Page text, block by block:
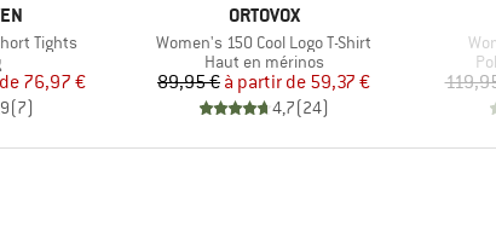
Tights
réduit
76,97 €
(7)
MARQUE
ORTOVOX
Article
Women's 150 Cool Logo T-Shirt
Product group
Haut en mérinos
Prix
89,95 € Prix réduit
à partir de 59,37 €
4,7(24)